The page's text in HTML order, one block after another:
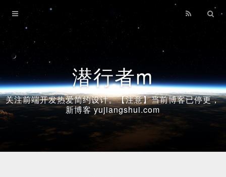
潜行者m
关注前端开发热爱简约设计。【注意】当前博客已停更，
新博客 yujiangshui.com
Home